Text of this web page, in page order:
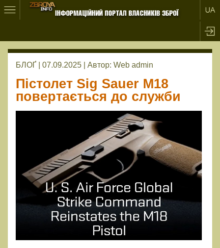
БЛОҐ | 07.09.2025 | Автор: Web admin
Пістолет Sig Sauer M18
повертається до служби